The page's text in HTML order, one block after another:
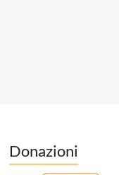
Donazioni